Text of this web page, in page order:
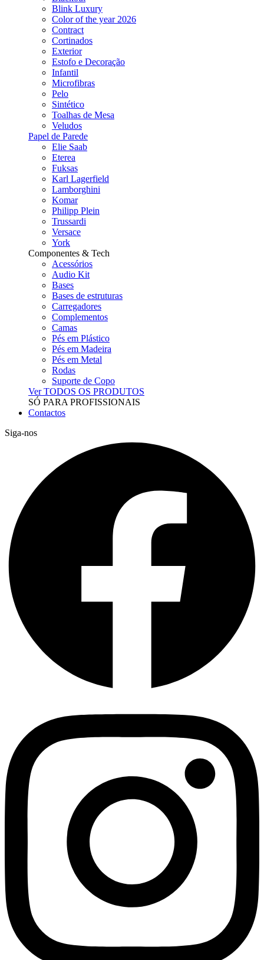
Blink Luxury
Color of the year 2026
Contract
Cortinados
Exterior
Estofo e Decoração
Infantil
Microfibras
Pelo
Sintético
Toalhas de Mesa
Veludos
Papel de Parede
Elie Saab
Eterea
Fuksas
Karl Lagerfield
Lamborghini
Komar
Philipp Plein
Trussardi
Versace
York
Componentes & Tech
Acessórios
Audio Kit
Bases
Bases de estruturas
Carregadores
Complementos
Camas
Pés em Plástico
Pés em Madeira
Pés em Metal
Rodas
Suporte de Copo
Ver TODOS OS PRODUTOS
SÓ PARA PROFISSIONAIS
Contactos
Siga-nos